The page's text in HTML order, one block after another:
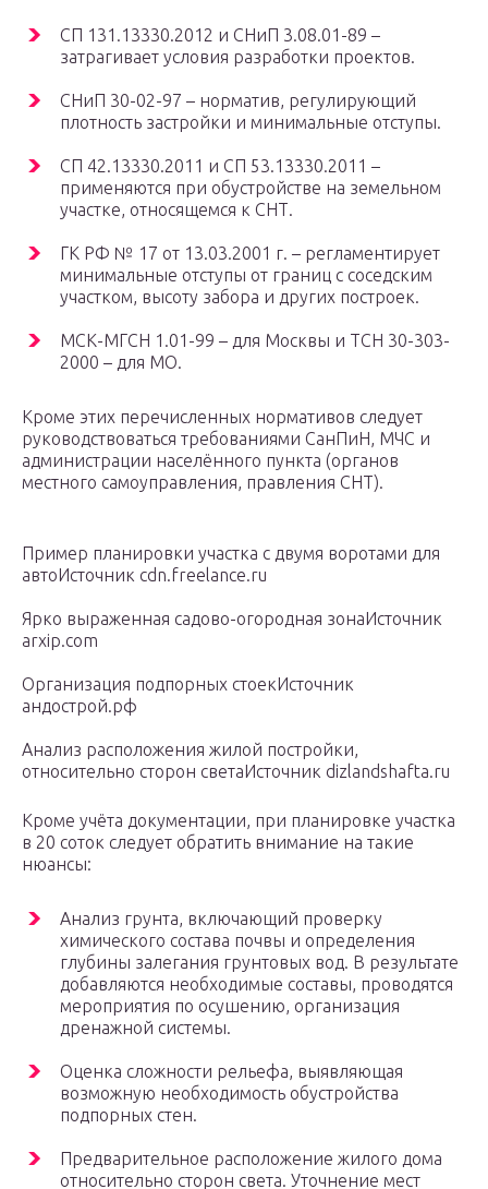
СП 131.13330.2012 и СНиП 3.08.01-89 –
затрагивает условия разработки проектов.
СНиП 30-02-97 – норматив, регулирующий
плотность застройки и минимальные отступы.
СП 42.13330.2011 и СП 53.13330.2011 –
применяются при обустройстве на земельном
участке, относящемся к СНТ.
ГК РФ № 17 от 13.03.2001 г. – регламентирует
минимальные отступы от границ с соседским
участком, высоту забора и других построек.
МСК-МГСН 1.01-99 – для Москвы и ТСН 30-303-
2000 – для МО.
Кроме этих перечисленных нормативов следует
руководствоваться требованиями СанПиН, МЧС и
администрации населённого пункта (органов
местного самоуправления, правления СНТ).
Пример планировки участка с двумя воротами для
автоИсточник cdn.freelance.ru
Ярко выраженная садово-огородная зонаИсточник
arxip.com
Организация подпорных стоекИсточник
андострой.рф
Анализ расположения жилой постройки,
относительно сторон светаИсточник dizlandshafta.ru
Кроме учёта документации, при планировке участка
в 20 соток следует обратить внимание на такие
нюансы:
Анализ грунта, включающий проверку
химического состава почвы и определения
глубины залегания грунтовых вод. В результате
добавляются необходимые составы, проводятся
мероприятия по осушению, организация
дренажной системы.
Оценка сложности рельефа, выявляющая
возможную необходимость обустройства
подпорных стен.
Предварительное расположение жилого дома
относительно сторон света. Уточнение мест